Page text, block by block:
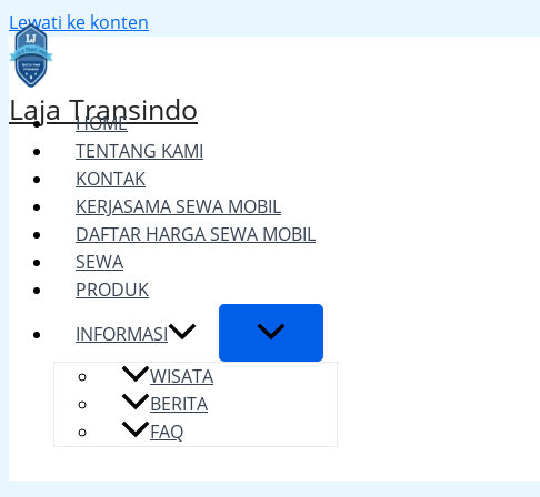
Lewati ke konten
Laja Transindo
HOME
TENTANG KAMI
KONTAK
KERJASAMA SEWA MOBIL
DAFTAR HARGA SEWA MOBIL
SEWA
PRODUK
INFORMASI
WISATA
BERITA
FAQ